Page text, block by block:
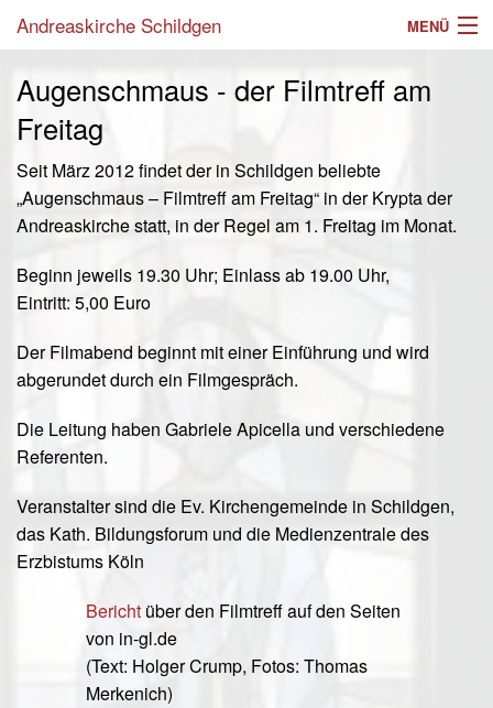
Andreaskirche Schildgen MENÜ
Angebote
Einrichtungen
Gottesdienste
Gemeinde
Im Laufe des Lebens
Suche
Augenschmaus - der Filmtreff am
Freitag
Seit März 2012 findet der in Schildgen beliebte
„Augenschmaus – Filmtreff am Freitag“ in der Krypta der
Andreaskirche statt, in der Regel am 1. Freitag im Monat.
Beginn jeweils 19.30 Uhr; Einlass ab 19.00 Uhr,
Eintritt: 5,00 Euro
Der Filmabend beginnt mit einer Einführung und wird
abgerundet durch ein Filmgespräch.
Die Leitung haben Gabriele Apicella und verschiedene
Referenten.
Veranstalter sind die Ev. Kirchengemeinde in Schildgen,
das Kath. Bildungsforum und die Medienzentrale des
Erzbistums Köln
Berichtüber den Filmtreff auf den Seiten
von in-gl.de
(Text: Holger Crump, Fotos: Thomas
Merkenich)